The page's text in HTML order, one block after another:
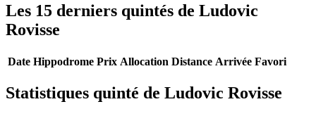
Les 15 derniers quintés de Ludovic
Rovisse
Date Hippodrome Prix Allocation Distance Arrivée Favori
Statistiques quinté de Ludovic Rovisse